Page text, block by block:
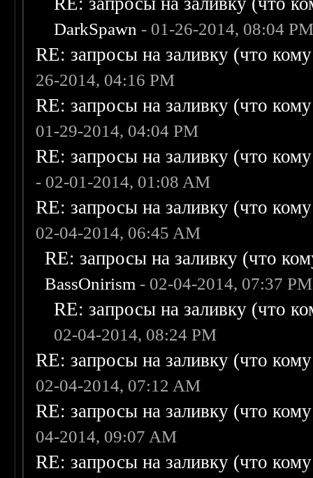
DarkSpawn - 01-26-2014, 08:04
RE: запросы на заливку (что
26-2014, 04:16 PM
RE: запросы на заливку (что
01-29-2014, 04:04 PM
RE: запросы на заливку (что
- 02-01-2014, 01:08 AM
RE: запросы на заливку (что
02-04-2014, 06:45 AM
RE: запросы на заливку (что
BassOnirism - 02-04-2014, 07:37 PM
RE: запросы на заливку (что
02-04-2014, 08:24 PM
RE: запросы на заливку (что
02-04-2014, 07:12 AM
RE: запросы на заливку (что
04-2014, 09:07 AM
RE: запросы на заливку (что